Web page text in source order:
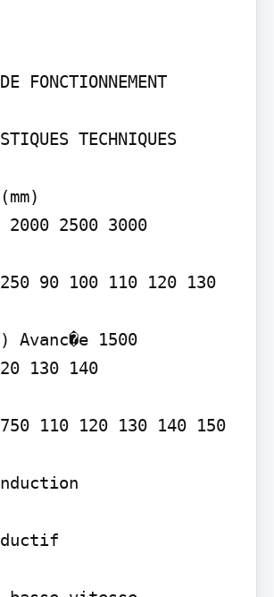
FONCTIONNEMENT
TECHNIQUES
2000 2500 3000
90 100 110 120 130
Avanc�e 1500
130 140
110 120 130 140 150